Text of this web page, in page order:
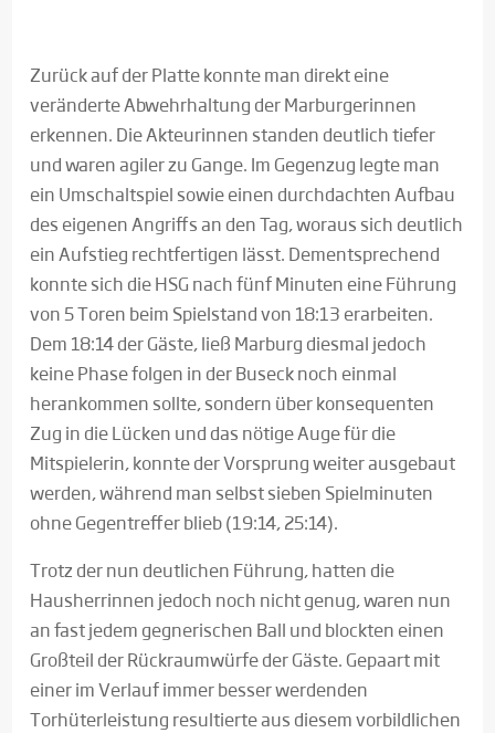
Zurück auf der Platte konnte man direkt eine
veränderte Abwehrhaltung der Marburgerinnen
erkennen. Die Akteurinnen standen deutlich tiefer
und waren agiler zu Gange. Im Gegenzug legte man
ein Umschaltspiel sowie einen durchdachten Aufbau
des eigenen Angriffs an den Tag, woraus sich deutlich
ein Aufstieg rechtfertigen lässt. Dementsprechend
konnte sich die HSG nach fünf Minuten eine Führung
von 5 Toren beim Spielstand von 18:13 erarbeiten.
Dem 18:14 der Gäste, ließ Marburg diesmal jedoch
keine Phase folgen in der Buseck noch einmal
herankommen sollte, sondern über konsequenten
Zug in die Lücken und das nötige Auge für die
Mitspielerin, konnte der Vorsprung weiter ausgebaut
werden, während man selbst sieben Spielminuten
ohne Gegentreffer blieb (19:14, 25:14).
Trotz der nun deutlichen Führung, hatten die
Hausherrinnen jedoch noch nicht genug, waren nun
an fast jedem gegnerischen Ball und blockten einen
Großteil der Rückraumwürfe der Gäste. Gepaart mit
einer im Verlauf immer besser werdenden
Torhüterleistung resultierte aus diesem vorbildlichen